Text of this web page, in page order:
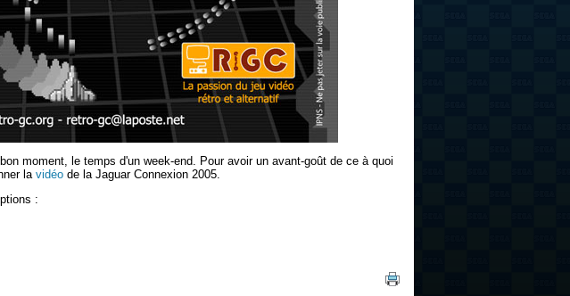
moment, le temps d'un week-end. Pour avoir un avant-goût de ce à quoi
lavidéo de la Jaguar Connexion 2005.
: